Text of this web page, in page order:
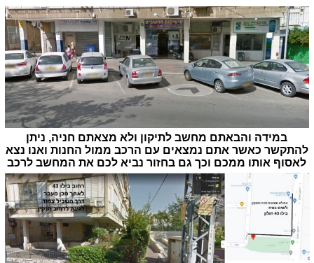
במידה והבאתם מחשב לתיקון ולא מצאתם חניה, ניתן
להתקשר כאשר אתם נמצאים עם הרכב ממול החנות ואנו נצא
לאסוף אותו ממכם וכך גם בחזור נביא לכם את המחשב לרכב